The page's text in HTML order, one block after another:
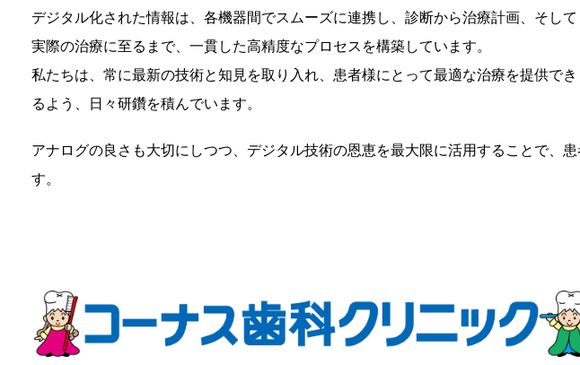
デジタル化された情報は、各機器間でスムーズに連携し、診断から治療計画、そして
実際の治療に至るまで、一貫した高精度なプロセスを構築しています。
私たちは、常に最新の技術と知見を取り入れ、患者様にとって最適な治療を提供でき
るよう、日々研鑽を積んでいます。
アナログの良さも大切にしつつ、デジタル技術の恩恵を最大限に活用することで、
す。